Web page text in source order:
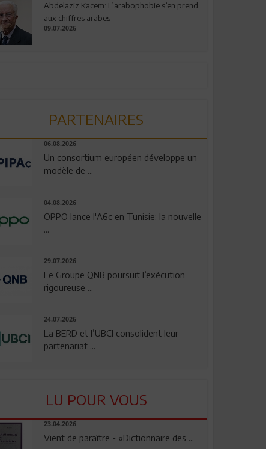
Abdelaziz Kacem: L’arabophobie s’en prend
aux chiffres arabes
09.07.2026
PARTENAIRES
06.08.2026
Un consortium européen développe un
modèle de ...
04.08.2026
OPPO lance l'A6c en Tunisie: la nouvelle
...
29.07.2026
Le Groupe QNB poursuit l’exécution
rigoureuse ...
24.07.2026
La BERD et l’UBCI consolident leur
partenariat ...
LU POUR VOUS
23.04.2026
Vient de paraître - «Dictionnaire des ...